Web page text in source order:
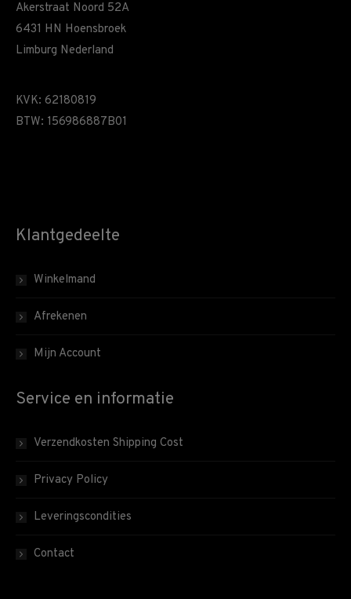
Akerstraat Noord 52A
6431 HN Hoensbroek
Limburg Nederland
KVK: 62180819
BTW: 156986887B01
Klantgedeelte
Winkelmand
Afrekenen
Mijn Account
Service en informatie
Verzendkosten Shipping Cost
Privacy Policy
Leveringscondities
Contact